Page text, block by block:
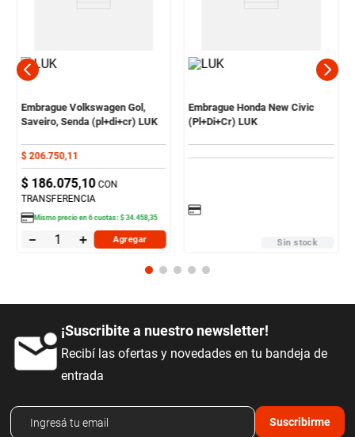
Embrague Volkswagen Gol,
Saveiro, Senda (pl+di+cr) LUK
$ 206.750,11
$ 186.075,10 CON
TRANSFERENCIA
Mismo precio en6cuotas:$ 34.458,35
＋
－ Agregar
Embrague Honda New Civic
(Pl+Di+Cr) LUK
Sin stock
¡Suscribite a nuestro newsletter!
Recibí las ofertas y novedades en tu bandeja de
entrada
Suscribirme